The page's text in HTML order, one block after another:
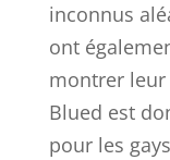
inconnus
ont
montrer leur
Blued est
pour les